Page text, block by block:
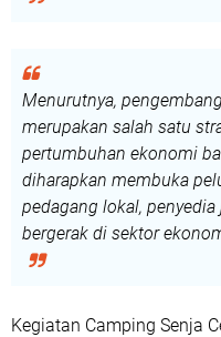
Menurutnya,
merupakan salah satu
pertumbuhan ekonomi
diharapkan membuka
pedagang lokal,
bergerak di sektor
Kegiatan Camping Senja